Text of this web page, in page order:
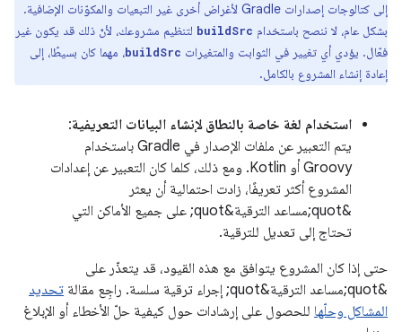
إلى كتالوجات إصدارات Gradle لأغراض أخرى غير التبعيات والمكوّنات الإضافية.
بشكل عام، لا ننصح باستخدام buildSrc لتنظيم مشروعك، لأنّ ذلك قد يكون غير
فعّال. يؤدي أي تغيير في الثوابت والمتغيرات buildSrc، مهما كان بسيطًا، إلى
إعادة إنشاء المشروع بالكامل.
استخدام لغة خاصة بالنطاق لإنشاء البيانات التعريفية:
يتم التعبير عن ملفات الإصدار في Gradle باستخدام
Groovy أو Kotlin. ومع ذلك، كلما كان التعبير عن إعدادات
المشروع أكثر تعريفًا، زادت احتمالية أن يعثر
&quot;مساعد الترقية&quot; على جميع الأماكن التي
تحتاج إلى تعديل للترقية.
حتى إذا كان المشروع يتوافق مع هذه القيود، قد يتعذّر على
&quot;مساعد الترقية&quot; إجراء ترقية سلسة. راجِع مقالة
تحديد
المشاكل وحلّها للحصول على إرشادات حول كيفية حلّ الأخطاء أو الإبلاغ